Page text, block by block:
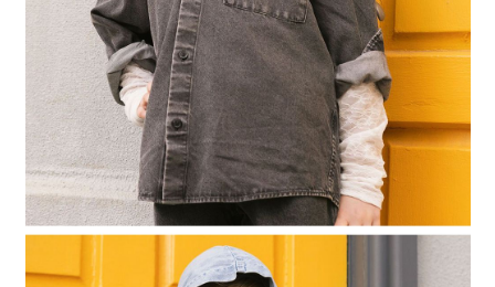
１．透過由恩沛科技股份有限公司提供之「AFTEE先享後付」服務完成之交
易，需依本服務之必要範圍內提供個人資料，並將交易相關給付款項請求債
權轉讓予恩沛科技股份有限公司。
２．關於個人資料處理事宜，請瀏覽以下網址：
https://aftee.tw/terms/#terms3
３．未成年的使用者請事先徵得法定代理人或監護人之同意方可使用
「AFTEE先享後付」，若未經同意申辦者引起之損失，本公司不負相關責
４．使用「AFTEE先享後付」時，將依據個別帳號之用戶狀況，依本公司即
時審查核予不同之上限額度；若仍有額度不足之情形，本公司將視審查結果
請求用戶進行身份認證。
５．嚴禁一人註冊多個帳號或使用他人資訊註冊。若發現惡意使用之情形，
恩沛科技股份有限公司將有權停止該用戶之使用額度並採取法律行動。